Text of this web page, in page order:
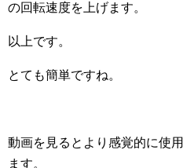
の回転速度を上げます。
以上です。
とても簡単ですね。
動画を見るとより感覚的に使
ます。